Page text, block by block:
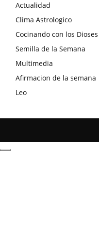
Actualidad
Clima Astrologico
Cocinando con los Dioses
Semilla de la Semana
Multimedia
Afirmacion de la semana
Leo